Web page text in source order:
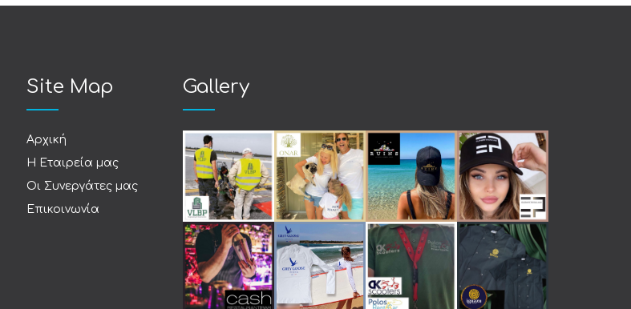
Site Map
Αρχική
Η Εταιρεία μας
Οι Συνεργάτες μας
Επικοινωνία
Gallery